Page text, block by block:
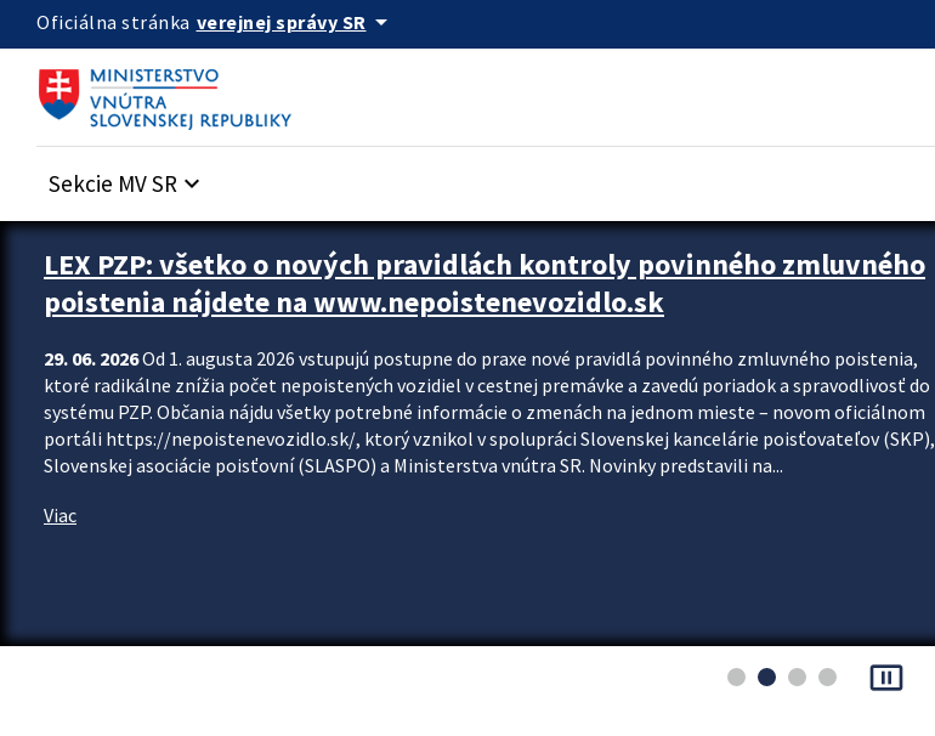
Preskocit na hlavný obsah
Oficiálna stránka verejnej správy SR arrow_drop_down
Sekcie MV SR keyboard_arrow_down
Zastavit automatický posun upútavok
LEX PZP: všetko o nových pravidlách kontroly povinného zmluvného
poistenia nájdete na www.nepoistenevozidlo.sk
29. 06. 2026Od 1. augusta 2026 vstupujú postupne do praxe nové pravidlá povinného zmluvného poistenia,
ktoré radikálne znížia počet nepoistených vozidiel v cestnej premávke a zavedú poriadok a spravodlivosť do
systému PZP. Občania nájdu všetky potrebné informácie o zmenách na jednom mieste – novom oficiálnom
portáli https://nepoistenevozidlo.sk/, ktorý vznikol v spolupráci Slovenskej kancelárie poisťovateľov (SKP),
Slovenskej asociácie poisťovní (SLASPO) a Ministerstva vnútra SR. Novinky predstavili na...
Viac
pause_presentation